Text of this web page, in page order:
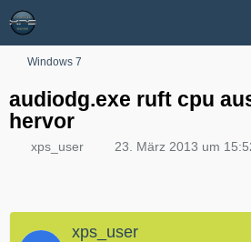
Windows 7
audiodg.exe ruft cpu
hervor
xps_user 23. März 2013 um
xps_user